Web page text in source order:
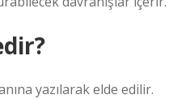
yazılarak elde edilir.